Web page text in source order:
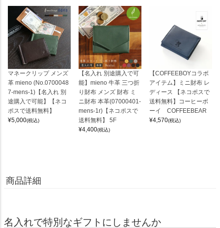
マネークリップ メンズ
革 mieno (No.0700048
7-mens-1)【名入れ 別
途購入で可能】【ネコ
ポスで送料無料】
¥5,000(税込)
【名入れ 別途購入で可
能】mieno 牛革 三つ折
り財布 メンズ 財布 ミ
ニ財布 本革(07000401-
mens-1r)【ネコポスで
送料無料】 5F
¥4,400(税込)
【COFFEEBOYコラボ
アイテム】ミニ財布 レ
ディース 【ネコポスで
送料無料】コーヒーボ
ーイ COFFEEBEAR
¥4,570(税込)
商品詳細
名入れで特別なギフトにしませんか